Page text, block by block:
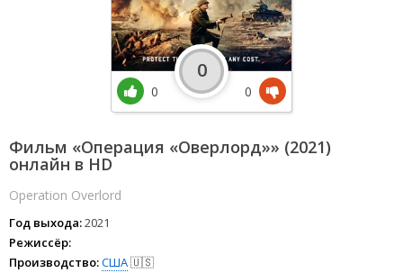
Фильм «Операция «Оверлорд»» (2021)
онлайн в HD
Operation Overlord
Год выхода:2021
Режиссёр:
Производство:США🇺🇸
0
0
0